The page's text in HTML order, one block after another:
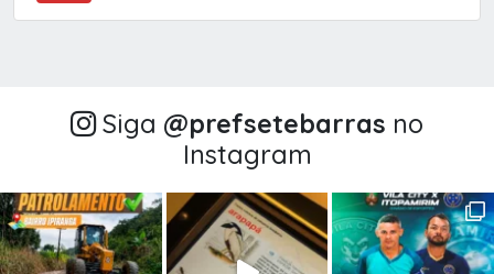
Siga @‌prefsetebarras no
Instagram